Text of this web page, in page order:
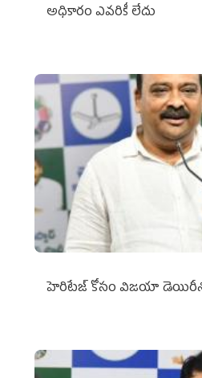
అధికారం ఎవరికీ లేదు
హెరిటేజ్ కోసం విజయా డెయిరీని